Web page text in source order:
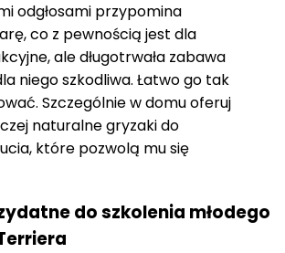
odgłosami przypomina
co z pewnością jest dla
ale długotrwała zabawa
niego szkodliwa. Łatwo go tak
Szczególnie w domu oferuj
naturalne gryzaki do
które pozwolą mu się
do szkolenia młodego